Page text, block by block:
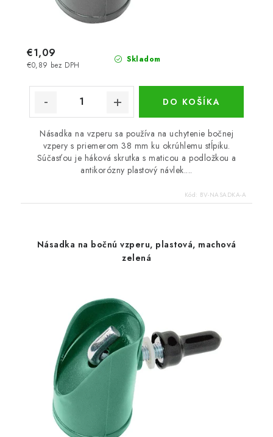
Skladom
€0,89 bez DPH
€1,09
DO KOŠÍKA
Násadka na vzperu sa používa na uchytenie bočnej
vzpery s priemerom 38 mm ku okrúhlemu stĺpiku.
Súčasťou je háková skrutka s maticou a podložkou a
antikorózny plastový návlek....
Kód: BV-NASADKA-A
Násadka na bočnú vzperu, plastová, machová
zelená